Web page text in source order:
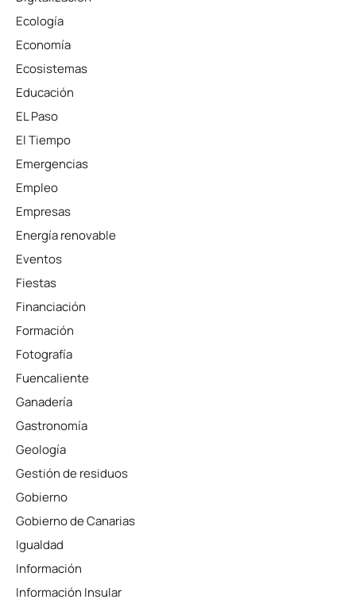
Ecología
Economía
Ecosistemas
Educación
EL Paso
El Tiempo
Emergencias
Empleo
Empresas
Energía renovable
Eventos
Fiestas
Financiación
Formación
Fotografía
Fuencaliente
Ganadería
Gastronomía
Geología
Gestión de residuos
Gobierno
Gobierno de Canarias
Igualdad
Información
Información Insular